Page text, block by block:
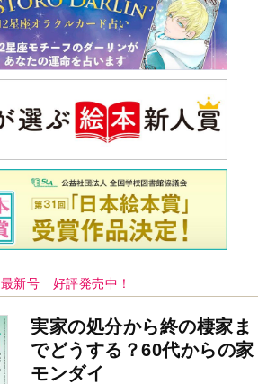
最新号 好評発売中！
実家の処分から終の棲家ま
でどうする？60代からの家
モンダイ